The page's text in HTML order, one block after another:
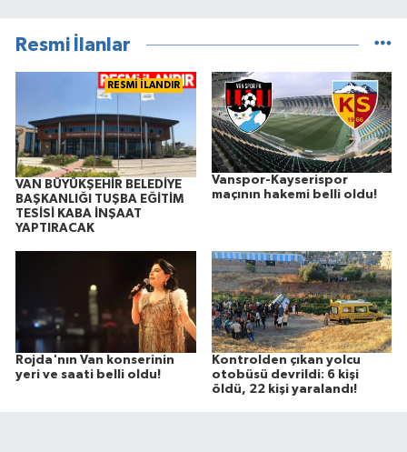
Resmi İlanlar
RESMİ İLANDIR
VAN BÜYÜKŞEHİR BELEDİYE
BAŞKANLIĞI TUŞBA EĞİTİM
TESİSİ KABA İNŞAAT
YAPTIRACAK
Vanspor-Kayserispor
maçının hakemi belli oldu!
Rojda'nın Van konserinin
yeri ve saati belli oldu!
Kontrolden çıkan yolcu
otobüsü devrildi: 6 kişi
öldü, 22 kişi yaralandı!